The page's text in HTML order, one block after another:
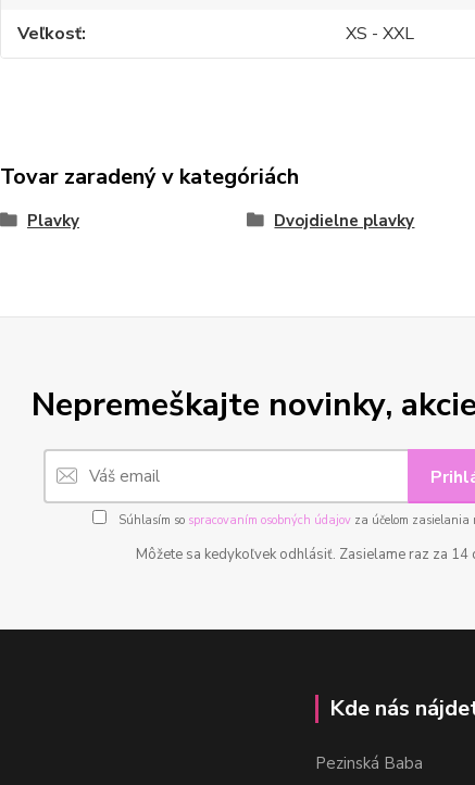
Veľkosť
XS - XXL
Tovar zaradený v kategóriách
Plavky Dvojdielne plavky
Nepremeškajte novinky,
Súhlasím so spracovaním osobných údajovza účelom zasielania
Môžete sa kedykoľvek odhlásiť. Zasielame raz za 14
Kde nás
Pezinská Baba